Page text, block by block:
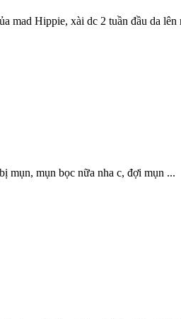
mad Hippie, xài dc 2 tuần đầu da
mụn, mụn bọc nữa nha c, đợi mụn ...